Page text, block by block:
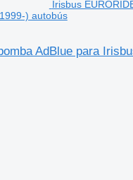
Irisbus
) autobús
AdBlue para